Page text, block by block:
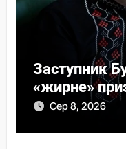
Заступник
«жирне»
Сер 8, 2026